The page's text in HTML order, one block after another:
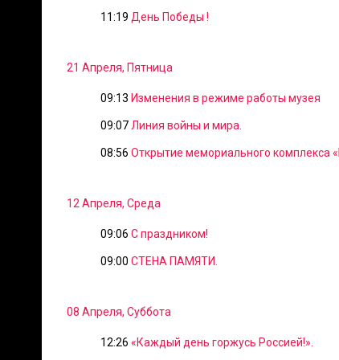
11:19 День Победы !
21 Апреля, Пятница
09:13 Изменения в режиме работы музея
09:07 Линия войны и мира.
08:56 Открытие мемориального
12 Апреля, Среда
09:06 С праздником!
09:00 СТЕНА ПАМЯТИ.
08 Апреля, Суббота
12:26 «Каждый день горжусь Россией!».